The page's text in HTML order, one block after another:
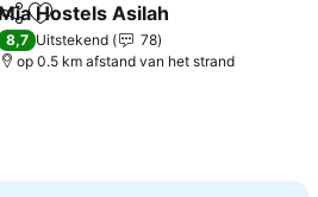
DelenToevoegen aan favorieten
Mia Hostels Asilah
8,7 Uitstekend
78
op 0.5 km afstand van het strand